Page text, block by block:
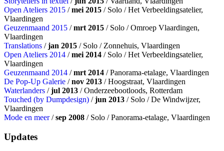
Open Ateliers 2015 /mei 2015 / Solo / Het Verbeeldingsatelier,
Vlaardingen
Geuzenmaand 2015 /mrt 2015 / Solo / Omroep Vlaardingen,
Vlaardingen
Translations /jan 2015 / Solo / Zonnehuis, Vlaardingen
Open Ateliers 2014 /mei 2014 / Solo / Het Verbeeldingsatelier,
Vlaardingen
Geuzenmaand 2014 /mrt 2014 / Panorama-etalage, Vlaardingen
De Pop-Up Galerie /nov 2013 / Hoogstraat, Vlaardingen
Waterlanders /jul 2013 / Onderzeebootloods, Rotterdam
Touched (by Dumpdesign) /jun 2013 / Solo / De Windwijzer,
Vlaardingen
Mode en meer/sep 2008 / Solo / Panorama-etalage, Vlaardingen
Updates